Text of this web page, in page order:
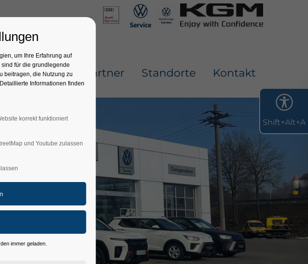
Ansprechpartner Standorte Kontakt
um Ihre Erfahrung auf
für die grundlegende
beitragen, die Nutzung zu
Informationen finden
korrekt funktioniert
und Youtube zulassen
immer geladen.
Shift+Alt+A